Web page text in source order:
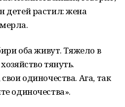
детей растил: жена
оба живут. Тяжело в
тянуть.
одиночества. Ага, так
одиночества».